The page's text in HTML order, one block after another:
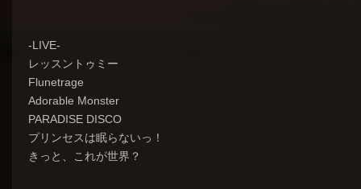
-LIVE-
レッスントゥミー
Flunetrage
Adorable Monster
PARADISE DISCO
プリンセスは眠らないっ！
きっと、これが世界？